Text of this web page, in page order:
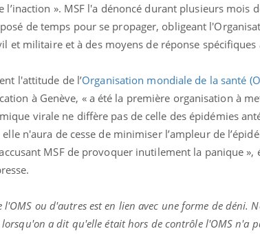
l’inaction ». MSF l'a dénoncé durant plusieurs mois
de temps pour se propager, obligeant
et militaire et à des moyens de réponse spécifiques
l'attitude de l’Organisation mondiale de la santé
à Genève, « a été la première organisation à
virale ne diffère pas de celle des épidémies
n'aura de cesse de minimiser l’ampleur de
MSF de provoquer inutilement la panique »,
l'OMS ou d'autres est en lien avec une forme de déni.
a dit qu'elle était hors de contrôle l'OMS n'a